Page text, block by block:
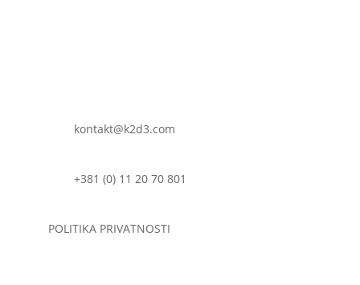
kontakt@k2d3.com
+381 (0) 11 20 70 801
POLITIKA PRIVATNOSTI